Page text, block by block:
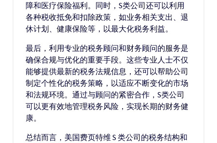
障和医疗保险福利。同时，S类公司还可以利用
各种税收抵免和扣除政策，如业务相关支出、退
休计划、健康保险等，以最大化税务利益。
最后，利用专业的税务顾问和财务顾问的服务是
确保合规与优化的重要手段。这些专业人士不仅
能够提供最新的税务法规信息，还可以帮助公司
制定个性化的税务策略，以适应不断变化的市场
和法规环境。通过与顾问的紧密合作，S类公司
可以更有效地管理税务风险，实现长期的财务健
康。
总结而言，美国费页特维 S 类公司的税务结构和